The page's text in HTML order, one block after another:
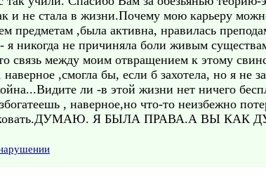
и не стала в жизни.Почему мою карьеру
предметам ,была активна, нравилась
никогда не причиняла боли живым
связь между моим отвращением к этому
,смогла бы, если б захотела, но я не
ли -в этой жизни нет ничего
, наверное,но что-то неизбежно
Я БЫЛА ПРАВА.А ВЫ КАК